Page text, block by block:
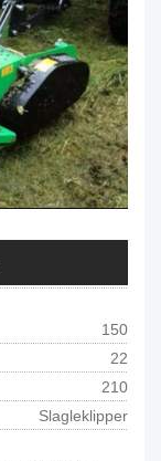
150
22
210
Slagleklipper